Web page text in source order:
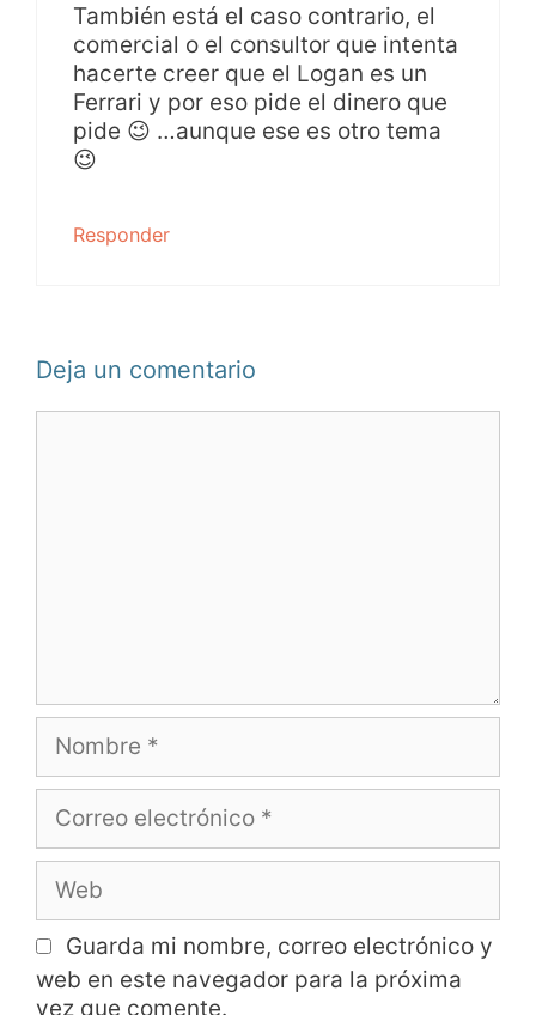
También está el caso contrario, el
comercial o el consultor que intenta
hacerte creer que el Logan es un
Ferrari y por eso pide el dinero que
pide 😉 …aunque ese es otro tema
😉
Responder
Deja un comentario
Guarda mi nombre, correo electrónico y
web en este navegador para la próxima
vez que comente.